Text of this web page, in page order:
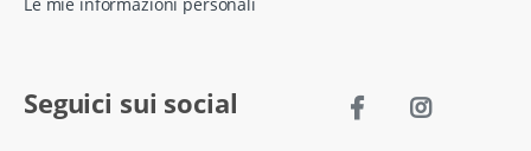
Seguici sui social